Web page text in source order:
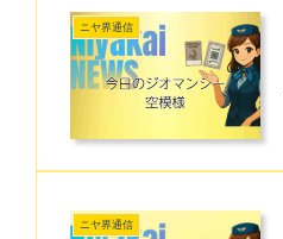
ニヤ界通信
ニヤ界通信